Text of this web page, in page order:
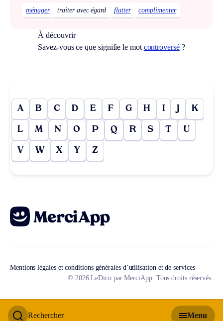
Rechercher Menu
ménager traiter avec égard flatter complimenter
À découvrir
Savez-vous ce que signifie le mot controversé?
A B C D E F G H I J K
L M N O P Q R S T U
V W X Y Z
Mentions légales et conditions générales d’utilisation et de services
© 2026 LeDico par MerciApp. Tous droits réservés.